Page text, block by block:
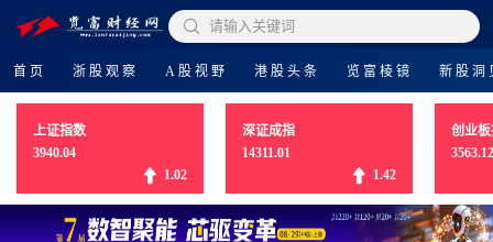
 请输入关键词
首页 浙股观察 A股视野 港股头条 览富棱镜 新股洞
上证指数
3940.04
1.02
深证成指
14311.01
1.42
创业
3563.12